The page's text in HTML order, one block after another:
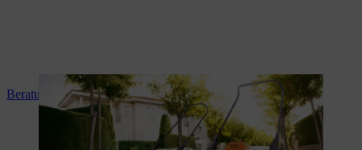
Beratung und Produkteinweisung